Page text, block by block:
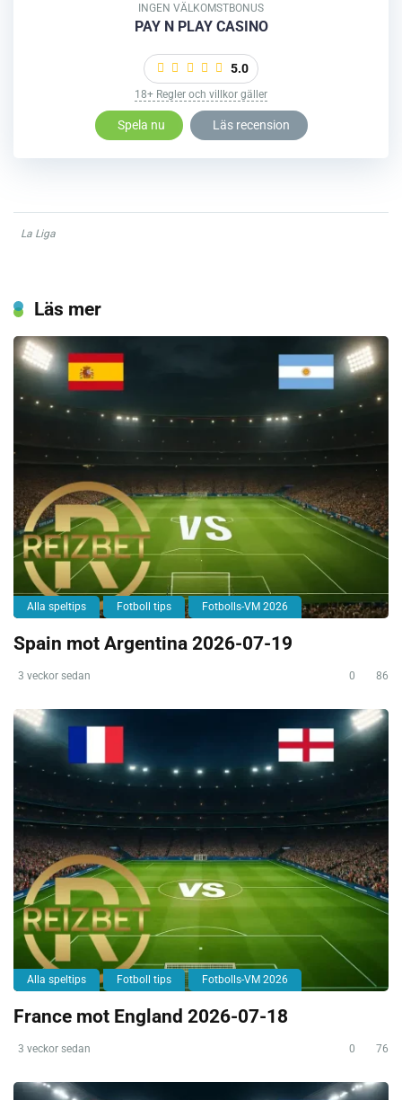
INGEN VÄLKOMSTBONUS
PAY N PLAY CASINO
5.0
18+ Regler och villkor gäller
Spela nu Läs recension
La Liga
Läs mer
Alla speltips Fotboll tips Fotbolls-VM 2026
Spain mot Argentina 2026-07-19
3 veckor sedan 0 86
Alla speltips Fotboll tips Fotbolls-VM 2026
France mot England 2026-07-18
3 veckor sedan 0 76